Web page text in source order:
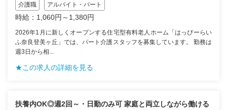
介護職
アルバイト・パート
時給：1,060円～1,380円
2026年1月に新しくオープンする住宅型有料老人ホーム「はっぴーらい
ふ奈良登美ヶ丘」では、パート介護スタッフを募集しています。 勤務は
週3日から相...
★この求人の詳細を見る
扶養内OK◎週2回～・日勤のみ可 家庭と両立しながら働ける